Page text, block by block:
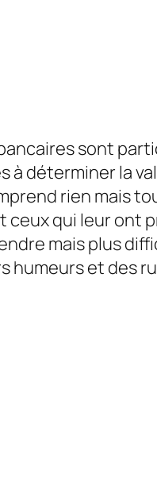
sont
à déterminer la
rien mais
qui leur ont
mais plus
et des